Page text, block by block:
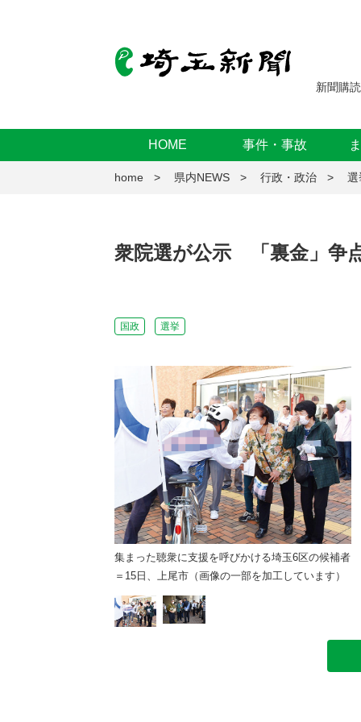
新聞購読
HOME 事件・事故
home 県内NEWS 行政・政治 選
衆院選が公示 「裏金」争
国政 選挙
集まった聴衆に支援を呼びかける埼玉6区の候補者
＝15日、上尾市（画像の一部を加工しています）